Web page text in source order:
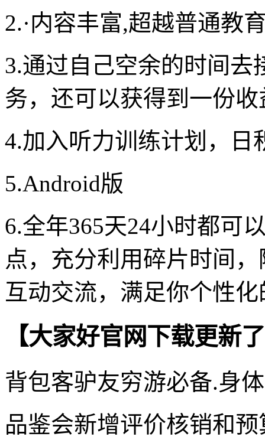
2.·内容丰富,超越普通教
3.通过自己空余的时间去
务，还可以获得到一份收
4.加入听力训练计划，日
5.Android版
6.全年365天24小时都可
点，充分利用碎片时间
互动交流，满足你个性
【大家好官网下载更新
背包客驴友穷游必备.身
品鉴会新增评价核销和